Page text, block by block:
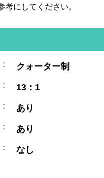
考にしてください。
: クォーター制
: 13：1
: あり
: あり
: なし